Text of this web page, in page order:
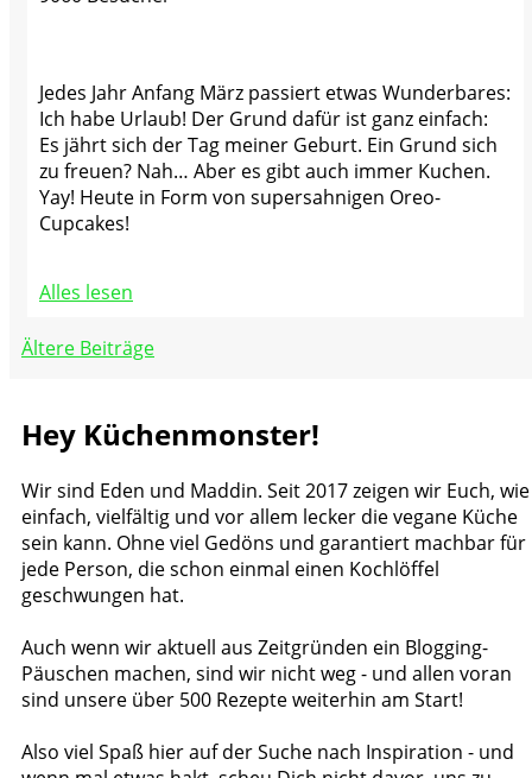
Jedes Jahr Anfang März passiert etwas Wunderbares:
Ich habe Urlaub! Der Grund dafür ist ganz einfach:
Es jährt sich der Tag meiner Geburt. Ein Grund sich
zu freuen? Nah… Aber es gibt auch immer Kuchen.
Yay! Heute in Form von supersahnigen Oreo-
Cupcakes!
Alles lesen
Beitragsnavigation
Ältere Beiträge
Hey Küchenmonster!
Wir sind Eden und Maddin. Seit 2017 zeigen wir Euch, wie
einfach, vielfältig und vor allem lecker die vegane Küche
sein kann. Ohne viel Gedöns und garantiert machbar für
jede Person, die schon einmal einen Kochlöffel
geschwungen hat.
Auch wenn wir aktuell aus Zeitgründen ein Blogging-
Päuschen machen, sind wir nicht weg - und allen voran
sind unsere über 500 Rezepte weiterhin am Start!
Also viel Spaß hier auf der Suche nach Inspiration - und